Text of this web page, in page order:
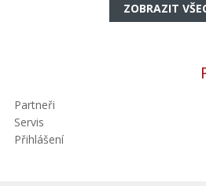
ZOBRAZIT
Partneři
Servis
Přihlášení